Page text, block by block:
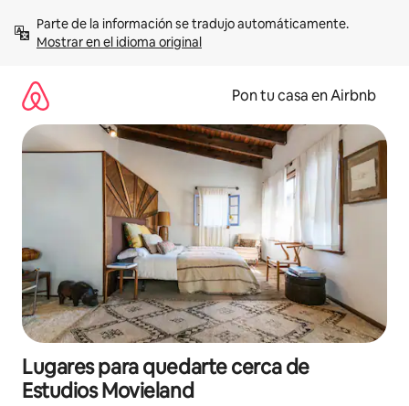
contenidoMostrar en el idioma original
Pon tu casa en Airbnb
Lugares para quedarte cerca de
Estudios Movieland